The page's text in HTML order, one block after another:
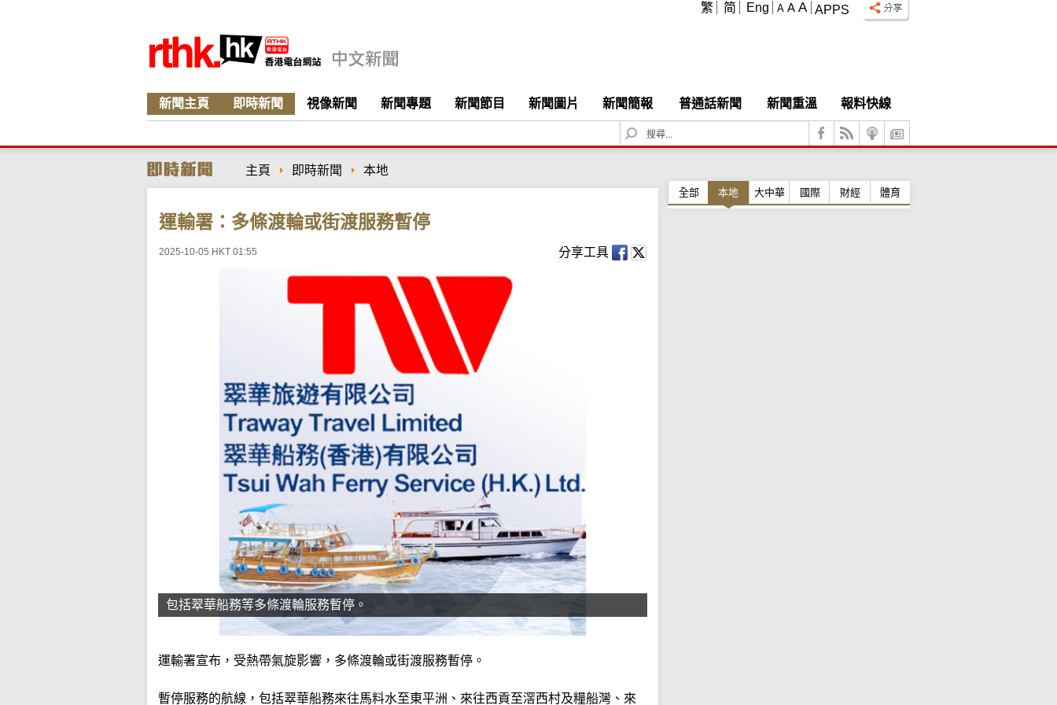
APPS
A A A
繁 简 Eng
新聞主頁 即時新聞 視像新聞 新聞專題 新聞節目 新聞圖片 新聞簡報 普通話新聞 新聞重溫
報料快線
S
e
c
主頁 即時新聞 本地
運輸署：多條渡輪或街渡服務暫停
2025-10-05 HKT 01:55 分享工具
包括翠華船務等多條渡輪服務暫停。
運輸署宣布，受熱帶氣旋影響，多條渡輪或街渡服務暫停。
暫停服務的航線，包括翠華船務來往馬料水至東平洲、來往西貢至滘西村及糧船灣、來
全部 本地 大中華 國際 財經 體育